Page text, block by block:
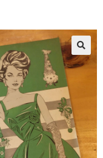
🔍